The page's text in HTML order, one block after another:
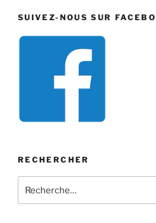
SUIVEZ-NOUS SUR
RECHERCHER
pour